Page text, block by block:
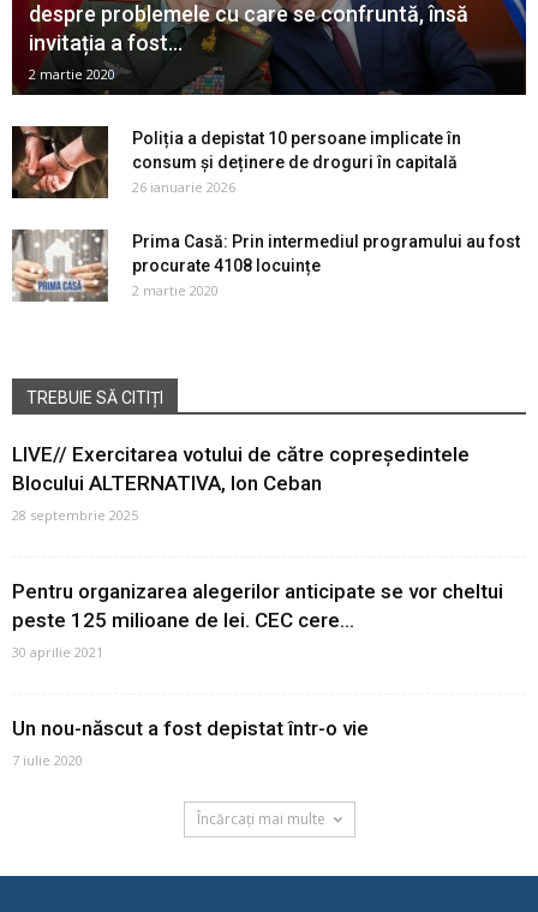
despre problemele cu care se confruntă, însă
invitația a fost...
2 martie 2020
Poliția a depistat 10 persoane implicate în
consum și deținere de droguri în capitală
26 ianuarie 2026
Prima Casă: Prin intermediul programului au fost
procurate 4108 locuințe
2 martie 2020
TREBUIE SĂ CITIȚI
LIVE// Exercitarea votului de către copreședintele
Blocului ALTERNATIVA, Ion Ceban
28 septembrie 2025
Pentru organizarea alegerilor anticipate se vor cheltui
peste 125 milioane de lei. CEC cere...
30 aprilie 2021
Un nou-născut a fost depistat într-o vie
7 iulie 2020
Încărcați mai multe